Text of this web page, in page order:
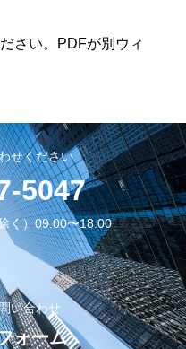
さい。PDFが別ウィ
せください
5047
く）09:00〜18:00
い合わせ
ォーム